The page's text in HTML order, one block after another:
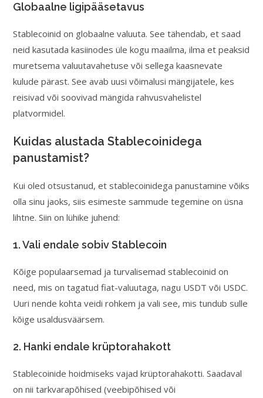
Globaalne ligipääsetavus
Stablecoinid on globaalne valuuta. See tähendab, et saad
neid kasutada kasiinodes üle kogu maailma, ilma et peaksid
muretsema valuutavahetuse või sellega kaasnevate
kulude pärast. See avab uusi võimalusi mängijatele, kes
reisivad või soovivad mängida rahvusvahelistel
platvormidel.
Kuidas alustada Stablecoinidega
panustamist?
Kui oled otsustanud, et stablecoinidega panustamine võiks
olla sinu jaoks, siis esimeste sammude tegemine on üsna
lihtne. Siin on lühike juhend:
1. Vali endale sobiv Stablecoin
Kõige populaarsemad ja turvalisemad stablecoinid on
need, mis on tagatud fiat-valuutaga, nagu USDT või USDC.
Uuri nende kohta veidi rohkem ja vali see, mis tundub sulle
kõige usaldusväärsem.
2. Hanki endale krüptorahakott
Stablecoinide hoidmiseks vajad krüptorahakotti. Saadaval
on nii tarkvarapõhised (veebipõhised või